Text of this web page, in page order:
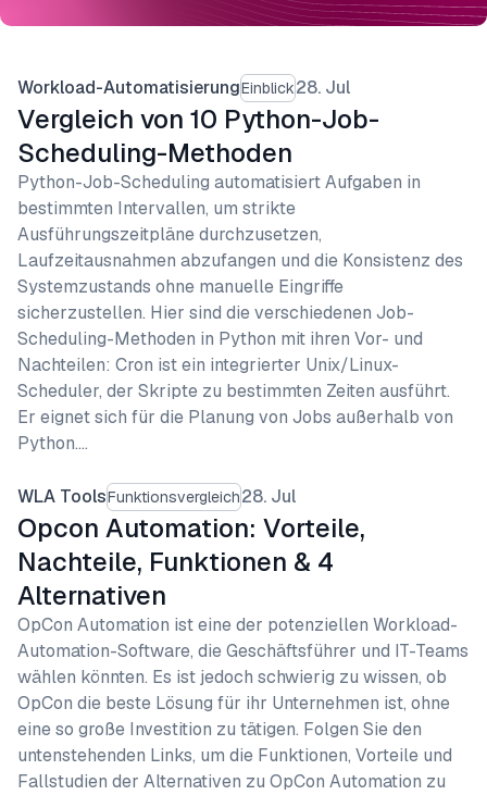
Workload-AutomatisierungEinblick28. Jul
Vergleich von 10 Python-Job-
Scheduling-Methoden
Python-Job-Scheduling automatisiert Aufgaben in
bestimmten Intervallen, um strikte
Ausführungszeitpläne durchzusetzen,
Laufzeitausnahmen abzufangen und die Konsistenz des
Systemzustands ohne manuelle Eingriffe
sicherzustellen. Hier sind die verschiedenen Job-
Scheduling-Methoden in Python mit ihren Vor- und
Nachteilen: Cron ist ein integrierter Unix/Linux-
Scheduler, der Skripte zu bestimmten Zeiten ausführt.
Er eignet sich für die Planung von Jobs außerhalb von
Python.…
WLA ToolsFunktionsvergleich28. Jul
Opcon Automation: Vorteile,
Nachteile, Funktionen & 4
Alternativen
OpCon Automation ist eine der potenziellen Workload-
Automation-Software, die Geschäftsführer und IT-Teams
wählen könnten. Es ist jedoch schwierig zu wissen, ob
OpCon die beste Lösung für ihr Unternehmen ist, ohne
eine so große Investition zu tätigen. Folgen Sie den
untenstehenden Links, um die Funktionen, Vorteile und
Fallstudien der Alternativen zu OpCon Automation zu